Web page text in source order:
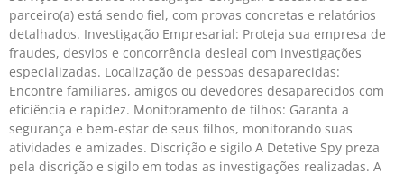
parceiro(a) está sendo fiel, com provas concretas e relatórios
detalhados. Investigação Empresarial: Proteja sua empresa de
fraudes, desvios e concorrência desleal com investigações
especializadas. Localização de pessoas desaparecidas:
Encontre familiares, amigos ou devedores desaparecidos com
eficiência e rapidez. Monitoramento de filhos: Garanta a
segurança e bem-estar de seus filhos, monitorando suas
atividades e amizades. Discrição e sigilo A Detetive Spy preza
pela discrição e sigilo em todas as investigações realizadas. A